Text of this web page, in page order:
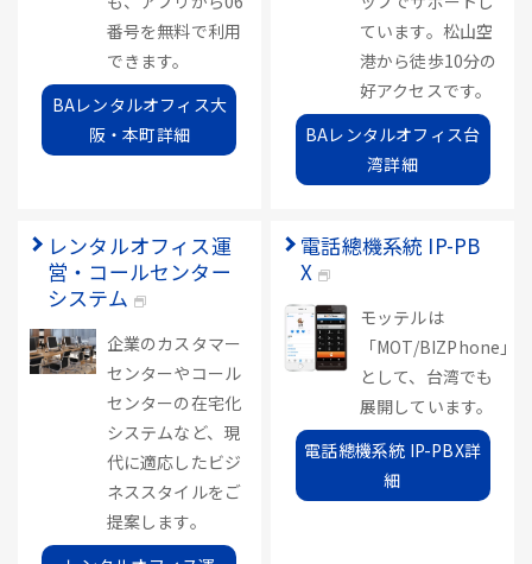
番号を無料で利用
できます。
BAレンタルオフィス大
阪・本町詳細
ています。松山空
港から徒歩10分の
好アクセスです。
BAレンタルオフィス台
湾詳細
レンタルオフィス運
営・コールセンター
システム
企業のカスタマー
センターやコール
センターの在宅化
システムなど、現
代に適応したビジ
ネススタイルをご
提案します。
電話總機系統 IP-PB
X
モッテルは
「MOT/BIZPhone」
として、台湾でも
展開しています。
電話總機系統 IP-PBX詳
細